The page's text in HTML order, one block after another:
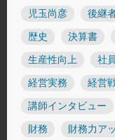
児玉尚彦 後継
歴史 決算書
生産性向上 社
経営実務 経営
講師インタビュー
財務 財務力ア